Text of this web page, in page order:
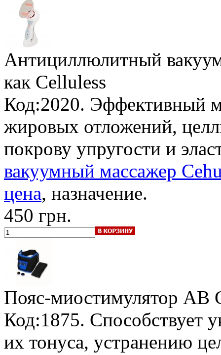
Антициллюлитный
как Celluless
Код:2020. Эффективный
жировых отложений,
покрову упругости и
вакуумный массажер
цена, назначение.
450 грн.
Пояс-миостимулятор AB
Код:1875.
их тонуса, устранению